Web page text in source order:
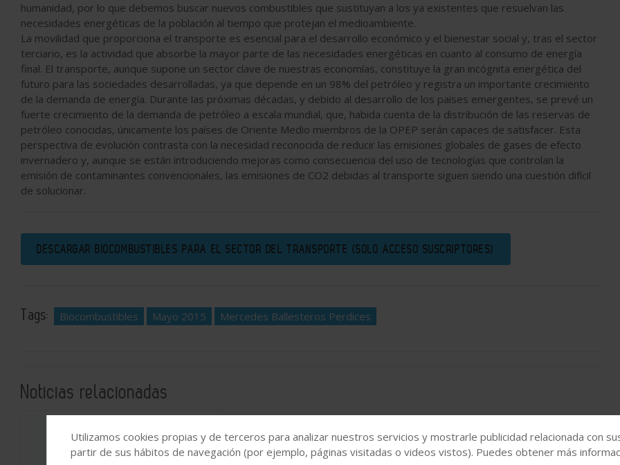
humanidad, por lo que debemos buscar nuevos combustibles que sustituyan a los ya existentes que resuelvan las
necesidades energéticas de la población al tiempo que protejan el medioambiente.
La movilidad que proporciona el transporte es esencial para el desarrollo económico y el bienestar social y, tras el sector
terciario, es la actividad que absorbe la mayor parte de las necesidades energéticas en cuanto al consumo de energía
final. El transporte, aunque supone un sector clave de nuestras economías, constituye la gran incógnita energética del
futuro para las sociedades desarrolladas, ya que depende en un 98% del petróleo y registra un importante crecimiento
de la demanda de energía. Durante las próximas décadas, y debido al desarrollo de los países emergentes, se prevé un
fuerte crecimiento de la demanda de petróleo a escala mundial, que, habida cuenta de la distribución de las reservas de
petróleo conocidas, únicamente los países de Oriente Medio miembros de la OPEP serán capaces de satisfacer. Esta
perspectiva de evolución contrasta con la necesidad reconocida de reducir las emisiones globales de gases de efecto
invernadero y, aunque se están introduciendo mejoras como consecuencia del uso de tecnologías que controlan la
emisión de contaminantes convencionales, las emisiones de CO2 debidas al transporte siguen siendo una cuestión difícil
de solucionar.
DESCARGAR BIOCOMBUSTIBLES PARA EL SECTOR DEL TRANSPORTE (SOLO ACCESO SUSCRIPTORES)
Tags: Biocombustibles Mayo 2015 Mercedes Ballesteros Perdices
Noticias relacionadas
Cataluña y el reto de construir sistemas de agua más
resilientes ante la creciente presión hídrica
Utilizamos cookies propias y de terceros para analizar nuestros servicios y mostrarle publicidad relacionada con
partir de sus hábitos de navegación (por ejemplo, páginas visitadas o videos vistos). Puedes obtener más